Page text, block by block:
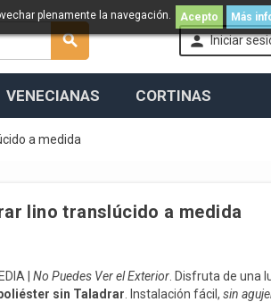
  Iniciar
plenamente la navegación. Acepto Más
VENECIANAS CORTINAS
a medida
lino translúcido a medida
| No Puedes Ver el Exterior. Disfruta de una
sin Taladrar . Instalación fácil, sin